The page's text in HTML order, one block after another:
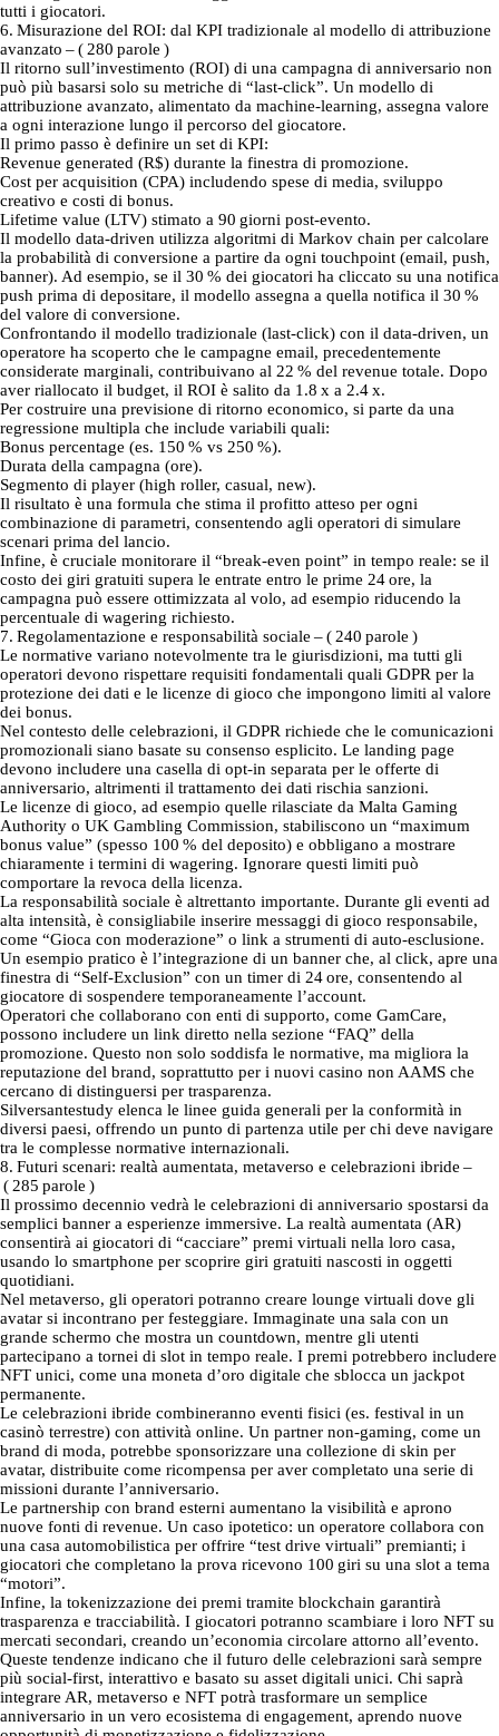
tutti i giocatori.
6. Misurazione del ROI: dal KPI tradizionale al modello di attribuzione
avanzato – ( 280 parole )
Il ritorno sull’investimento (ROI) di una campagna di anniversario non
può più basarsi solo su metriche di “last‑click”. Un modello di
attribuzione avanzato, alimentato da machine‑learning, assegna valore
a ogni interazione lungo il percorso del giocatore.
Il primo passo è definire un set di KPI:
Revenue generated (R$) durante la finestra di promozione.
Cost per acquisition (CPA) includendo spese di media, sviluppo
creativo e costi di bonus.
Lifetime value (LTV) stimato a 90 giorni post‑evento.
Il modello data‑driven utilizza algoritmi di Markov chain per calcolare
la probabilità di conversione a partire da ogni touchpoint (email, push,
banner). Ad esempio, se il 30 % dei giocatori ha cliccato su una notifica
push prima di depositare, il modello assegna a quella notifica il 30 %
del valore di conversione.
Confrontando il modello tradizionale (last‑click) con il data‑driven, un
operatore ha scoperto che le campagne email, precedentemente
considerate marginali, contribuivano al 22 % del revenue totale. Dopo
aver riallocato il budget, il ROI è salito da 1.8 x a 2.4 x.
Per costruire una previsione di ritorno economico, si parte da una
regressione multipla che include variabili quali:
Bonus percentage (es. 150 % vs 250 %).
Durata della campagna (ore).
Segmento di player (high roller, casual, new).
Il risultato è una formula che stima il profitto atteso per ogni
combinazione di parametri, consentendo agli operatori di simulare
scenari prima del lancio.
Infine, è cruciale monitorare il “break‑even point” in tempo reale: se il
costo dei giri gratuiti supera le entrate entro le prime 24 ore, la
campagna può essere ottimizzata al volo, ad esempio riducendo la
percentuale di wagering richiesto.
7. Regolamentazione e responsabilità sociale – ( 240 parole )
Le normative variano notevolmente tra le giurisdizioni, ma tutti gli
operatori devono rispettare requisiti fondamentali quali GDPR per la
protezione dei dati e le licenze di gioco che impongono limiti al valore
dei bonus.
Nel contesto delle celebrazioni, il GDPR richiede che le comunicazioni
promozionali siano basate su consenso esplicito. Le landing page
devono includere una casella di opt‑in separata per le offerte di
anniversario, altrimenti il trattamento dei dati rischia sanzioni.
Le licenze di gioco, ad esempio quelle rilasciate da Malta Gaming
Authority o UK Gambling Commission, stabiliscono un “maximum
bonus value” (spesso 100 % del deposito) e obbligano a mostrare
chiaramente i termini di wagering. Ignorare questi limiti può
comportare la revoca della licenza.
La responsabilità sociale è altrettanto importante. Durante gli eventi ad
alta intensità, è consigliabile inserire messaggi di gioco responsabile,
come “Gioca con moderazione” o link a strumenti di auto‑esclusione.
Un esempio pratico è l’integrazione di un banner che, al click, apre una
finestra di “Self‑Exclusion” con un timer di 24 ore, consentendo al
giocatore di sospendere temporaneamente l’account.
Operatori che collaborano con enti di supporto, come GamCare,
possono includere un link diretto nella sezione “FAQ” della
promozione. Questo non solo soddisfa le normative, ma migliora la
reputazione del brand, soprattutto per i nuovi casino non AAMS che
cercano di distinguersi per trasparenza.
Silversantestudy elenca le linee guida generali per la conformità in
diversi paesi, offrendo un punto di partenza utile per chi deve navigare
tra le complesse normative internazionali.
8. Futuri scenari: realtà aumentata, metaverso e celebrazioni ibride –
( 285 parole )
Il prossimo decennio vedrà le celebrazioni di anniversario spostarsi da
semplici banner a esperienze immersive. La realtà aumentata (AR)
consentirà ai giocatori di “cacciare” premi virtuali nella loro casa,
usando lo smartphone per scoprire giri gratuiti nascosti in oggetti
quotidiani.
Nel metaverso, gli operatori potranno creare lounge virtuali dove gli
avatar si incontrano per festeggiare. Immaginate una sala con un
grande schermo che mostra un countdown, mentre gli utenti
partecipano a tornei di slot in tempo reale. I premi potrebbero includere
NFT unici, come una moneta d’oro digitale che sblocca un jackpot
permanente.
Le celebrazioni ibride combineranno eventi fisici (es. festival in un
casinò terrestre) con attività online. Un partner non‑gaming, come un
brand di moda, potrebbe sponsorizzare una collezione di skin per
avatar, distribuite come ricompensa per aver completato una serie di
missioni durante l’anniversario.
Le partnership con brand esterni aumentano la visibilità e aprono
nuove fonti di revenue. Un caso ipotetico: un operatore collabora con
una casa automobilistica per offrire “test drive virtuali” premianti; i
giocatori che completano la prova ricevono 100 giri su una slot a tema
“motori”.
Infine, la tokenizzazione dei premi tramite blockchain garantirà
trasparenza e tracciabilità. I giocatori potranno scambiare i loro NFT su
mercati secondari, creando un’economia circolare attorno all’evento.
Queste tendenze indicano che il futuro delle celebrazioni sarà sempre
più social‑first, interattivo e basato su asset digitali unici. Chi saprà
integrare AR, metaverso e NFT potrà trasformare un semplice
anniversario in un vero ecosistema di engagement, aprendo nuove